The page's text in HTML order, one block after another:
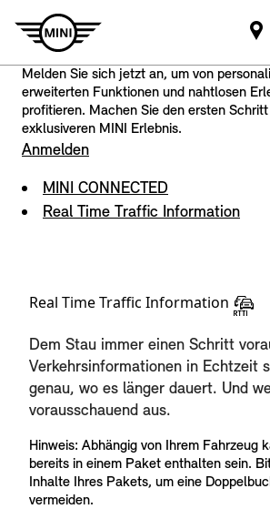
Melden Sie sich jetzt an, um von
erweiterten Funktionen und nahtlosen
profitieren. Machen Sie den ersten
exklusiveren MINI Erlebnis.
Anmelden
MINI CONNECTED
Real Time Traffic Information
Real Time Traffic Information
Dem Stau immer einen Schritt
Verkehrsinformationen in Echtzeit
genau, wo es länger dauert. Und
vorausschauend aus.
Hinweis: Abhängig von Ihrem Fahrzeug
bereits in einem Paket enthalten sein.
Inhalte Ihres Pakets, um eine
vermeiden.